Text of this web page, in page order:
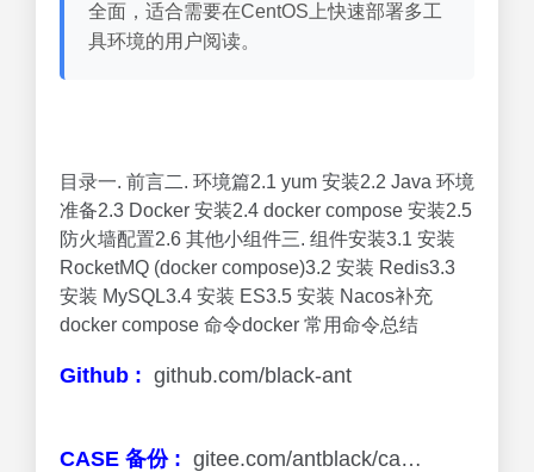
全面，适合需要在CentOS上快速部署多工
具环境的用户阅读。
目录一. 前言二. 环境篇2.1 yum 安装2.2 Java 环境
准备2.3 Docker 安装2.4 docker compose 安装2.5
防火墙配置2.6 其他小组件三. 组件安装3.1 安装
RocketMQ (docker compose)3.2 安装 Redis3.3
安装 MySQL3.4 安装 ES3.5 安装 Nacos补充
docker compose 命令docker 常用命令总结
Github : github.com/black-ant
CASE 备份 : gitee.com/antblack/ca…